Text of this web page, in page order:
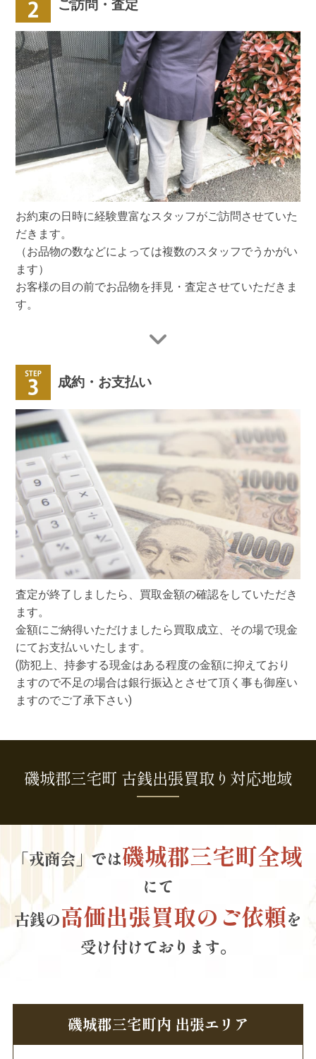
ご訪問・査定
お約束の日時に経験豊富なスタッフがご訪問させていた
だきます。
（お品物の数などによっては複数のスタッフでうかがい
ます）
お客様の目の前でお品物を拝見・査定させていただきま
す。
成約・お支払い
査定が終了しましたら、買取金額の確認をしていただき
ます。
金額にご納得いただけましたら買取成立、その場で現金
にてお支払いいたします。
(防犯上、持参する現金はある程度の金額に抑えており
ますので不足の場合は銀行振込とさせて頂く事も御座い
ますのでご了承下さい)
磯城郡三宅町 古銭出張買取り対応地域
「戎商会」では磯城郡三宅町全域
にて
古銭の高価出張買取のご依頼を
受け付けております。
磯城郡三宅町内 出張エリア